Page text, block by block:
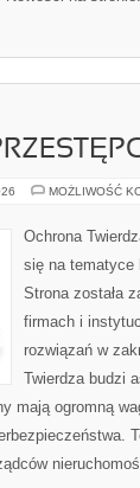
MOŻLIWOŚĆ
Ochrona
się na tematyce
Strona została
firmach i
rozwiązań w
Twierdza budzi
mają ogromną